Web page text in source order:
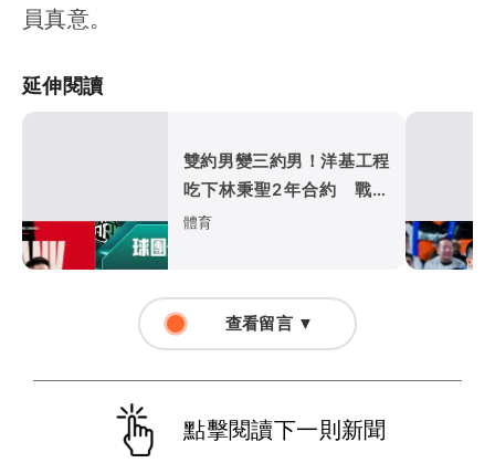
員真意。
延伸閱讀
雙約男變三約男！洋基工程
吃下林秉聖2年合約 戰神
超暖背官司又送球員
體育
查看留言 ▼
點擊閱讀下一則新聞